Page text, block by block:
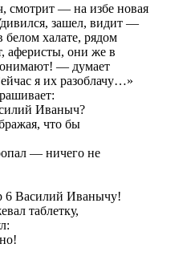
смотрит — на избе новая
зашел, видит —
белом халате, рядом
аферисты, они же в
— думает
я их разоблачу…»
Иваныч?
что бы
— ничего не
6 Василий Иванычу!
таблетку,